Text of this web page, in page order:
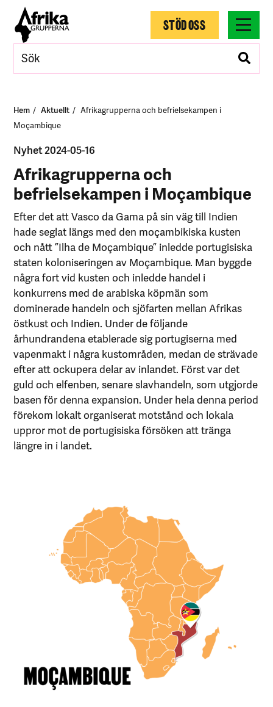
STÖD OSS
Hem Aktuellt
Afrikagrupperna och befrielsekampen i
Moçambique
Nyhet 2024-05-16
Afrikagrupperna och
befrielsekampen i Moçambique
Efter det att Vasco da Gama på sin väg till Indien
hade seglat längs med den moçambikiska kusten
och nått ”Ilha de Moçambique” inledde portugisiska
staten koloniseringen av Moçambique. Man byggde
några fort vid kusten och inledde handel i
konkurrens med de arabiska köpmän som
dominerade handeln och sjöfarten mellan Afrikas
östkust och Indien. Under de följande
århundrandena etablerade sig portugiserna med
vapenmakt i några kustområden, medan de strävade
efter att ockupera delar av inlandet. Först var det
guld och elfenben, senare slavhandeln, som utgjorde
basen för denna expansion. Under hela denna period
förekom lokalt organiserat motstånd och lokala
uppror mot de portugisiska försöken att tränga
längre in i landet.